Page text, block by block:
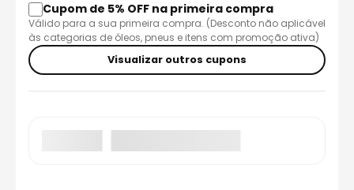
Cupom de 5% OFF na primeira compra
Válido para a sua primeira compra. (Desconto não aplicável
às categorias de óleos, pneus e itens com promoção ativa)
Visualizar outros cupons